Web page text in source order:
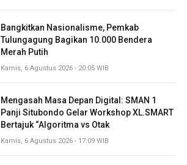
Bangkitkan Nasionalisme, Pemkab
Tulungagung Bagikan 10.000 Bendera
Merah Putih
Kamis, 6 Agustus 2026 - 20:05 WIB
Mengasah Masa Depan Digital: SMAN 1
Panji Situbondo Gelar Workshop XL.SMART
Bertajuk “Algoritma vs Otak
Kamis, 6 Agustus 2026 - 17:09 WIB